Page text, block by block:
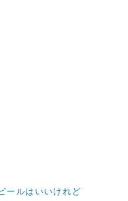
ールはいいけれど